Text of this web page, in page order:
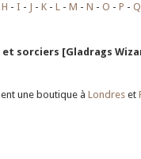
H I J K L M N O P Q
sorciers [Gladrags
une boutique à Londres et